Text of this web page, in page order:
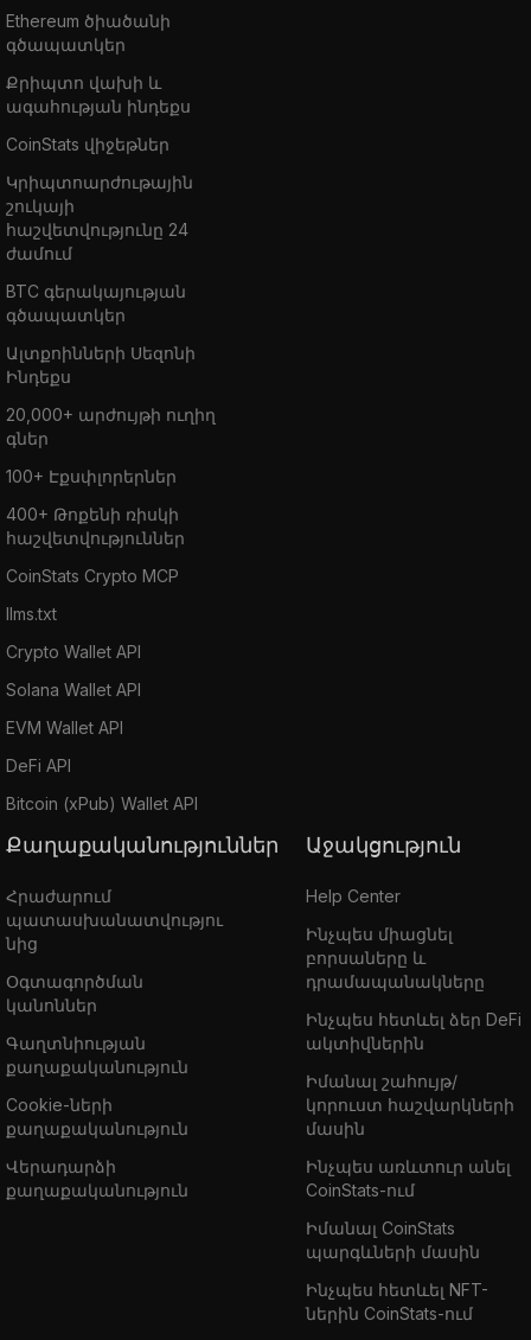
Ethereum ծիածանի
գծապատկեր
Քրիպտո վախի և
ագահության ինդեքս
CoinStats վիջեթներ
Կրիպտոարժութային
շուկայի
հաշվետվությունը 24
ժամում
BTC գերակայության
գծապատկեր
Ալտքոինների Սեզոնի
Ինդեքս
20,000+ արժույթի ուղիղ
գներ
100+ Էքսփլորերներ
400+ Թոքենի ռիսկի
հաշվետվություններ
CoinStats Crypto MCP
llms.txt
Crypto Wallet API
Solana Wallet API
EVM Wallet API
DeFi API
Bitcoin (xPub) Wallet API
Քաղաքականություններ
Հրաժարում
պատասխանատվությու
նից
Օգտագործման
կանոններ
Գաղտնիության
քաղաքականություն
Cookie-ների
քաղաքականություն
Վերադարձի
քաղաքականություն
Աջակցություն
Help Center
Ինչպես միացնել
բորսաները և
դրամապանակները
Ինչպես հետևել ձեր DeFi
ակտիվներին
Իմանալ շահույթ/
կորուստ հաշվարկների
մասին
Ինչպես առևտուր անել
CoinStats-ում
Իմանալ CoinStats
պարգևների մասին
Ինչպես հետևել NFT-
ներին CoinStats-ում